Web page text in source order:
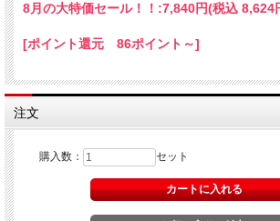
8月の大特価セール！！:7,840円(税込 8,624
[ポイント還元 86ポイント～]
注文
購入数： セット